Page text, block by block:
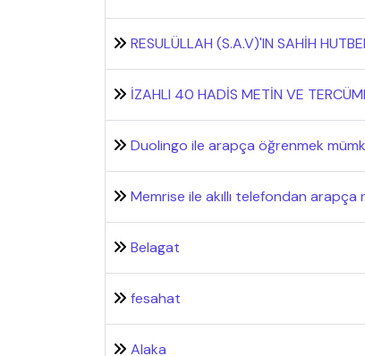
RESULÜLLAH (S.A.V)'IN SAHİH
İZAHLI 40 HADİS METİN VE
Duolingo ile arapça öğrenmek
Memrise ile akıllı telefondan arapça
Belagat
fesahat
Alaka